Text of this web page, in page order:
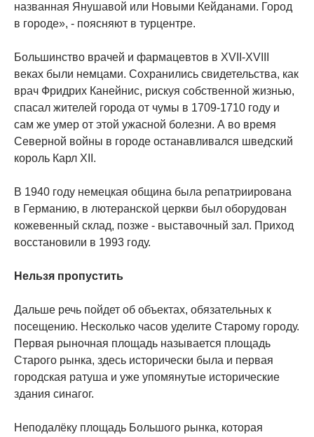
названная Янушавой или Новыми Кейданами. Город
в городе», - поясняют в турцентре.
Большинство врачей и фармацевтов в XVII-XVIII
веках были немцами. Сохранились свидетельства, как
врач Фридрих Канейнис, рискуя собственной жизнью,
спасал жителей города от чумы в 1709-1710 году и
сам же умер от этой ужасной болезни. А во время
Северной войны в городе останавливался шведский
король Карл XII.
В 1940 году немецкая община была репатриирована
в Германию, в лютеранской церкви был оборудован
кожевенный склад, позже - выставочный зал. Приход
восстановили в 1993 году.
Нельзя пропустить
Дальше речь пойдет об объектах, обязательных к
посещению. Несколько часов уделите Старому городу.
Первая рыночная площадь называется площадь
Старого рынка, здесь исторически была и первая
городская ратуша и уже упомянутые исторические
здания синагог.
Неподалёку площадь Большого рынка, которая